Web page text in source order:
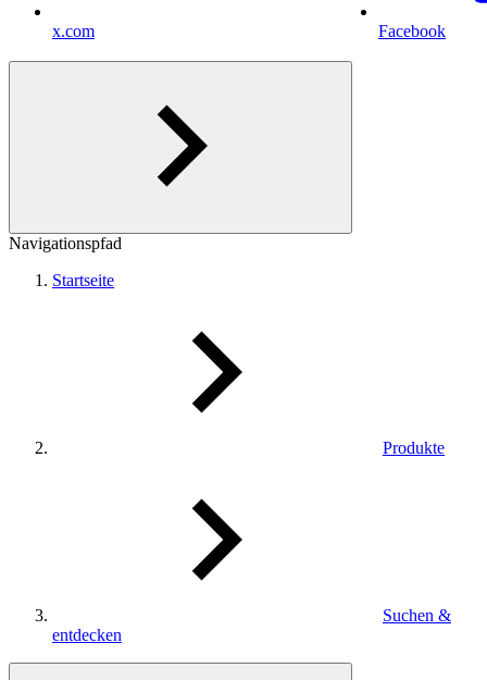
x.com Facebook
Navigationspfad
Startseite
Produkte
Suchen &
entdecken